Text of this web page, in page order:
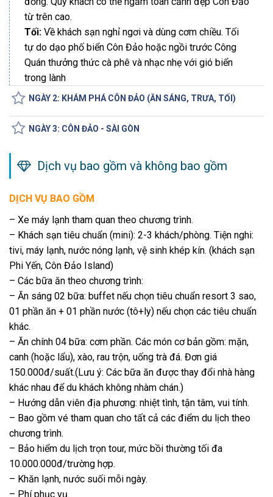
từ trên cao.
Tối: Về khách sạn nghỉ ngơi và dùng cơm chiều. Tối
tự do dạo phố biển Côn Đảo hoặc ngồi trước Công
Quán thưởng thức cà phê và nhạc nhẹ với gió biển
trong lành
NGÀY 2: KHÁM PHÁ CÔN ĐẢO (ĂN SÁNG, TRƯA, TỐI)
NGÀY 3: CÔN ĐẢO - SÀI GÒN
Dịch vụ bao gồm và không bao gồm
DỊCH VỤ BAO GỒM
– Xe máy lạnh tham quan theo chương trình.
– Khách sạn tiêu chuẩn (mini): 2-3 khách/phòng. Tiện nghi:
tivi, máy lạnh, nước nóng lạnh, vệ sinh khép kín. (khách sạn
Phi Yến, Côn Đảo Island)
– Các bữa ăn theo chương trình:
– Ăn sáng 02 bữa: buffet nếu chọn tiêu chuẩn resort 3 sao,
01 phần ăn + 01 phần nước (tô+ly) nếu chọn các tiêu chuẩn
khác.
– Ăn chính 04 bữa: cơm phần. Các món cơ bản gồm: mặn,
canh (hoặc lẩu), xào, rau trộn, uống trà đá. Đơn giá
150.000đ/suất.(Lưu ý: Các bữa ăn được thay đổi nhà hàng
khác nhau để du khách không nhàm chán.)
– Hướng dẫn viên địa phương: nhiệt tình, tận tâm, vui tính.
– Bao gồm vé tham quan cho tất cả các điểm du lịch theo
chương trình.
– Bảo hiểm du lịch trọn tour, mức bồi thường tối đa
10.000.000đ/trường hợp.
– Khăn lạnh, nước suối mỗi ngày.
– Phí phục vụ.